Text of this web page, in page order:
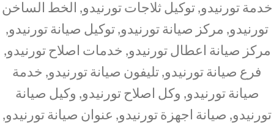
خدمة تورنيدو, توكيل ثلاجات تورنيدو, الخط الساخن
تورنيدو, مركز صيانة تورنيدو, توكيل صيانة تورنيدو,
مركز صيانة اعطال تورنيدو, خدمات اصلاح تورنيدو,
فرع صيانة تورنيدو, تليفون صيانة تورنيدو, خدمة
صيانة تورنيدو, وكل اصلاح تورنيدو, وكيل صيانة
تورنيدو, صيانة اجهزة تورنيدو, عنوان صيانة تورنيدو,